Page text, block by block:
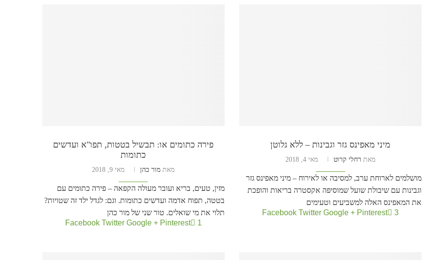
פירה כתומים או: תבשיל בטטות, תפו"א ועדשים
כתומות
מאת מור כהן מאי 9, 2018
מזין, טעים, בריא ועובר מעולה הקפאה – פירה כתומים עם
בטטה, תפוח אדמה ועדשים כתומות. וגם: לגדל ילד זה שטויות?
תלוי את מי שואלים. טור שני של מור כהן
1
Facebook Twitter Google + Pinterest
מיני מאפינס גזר וגבינות – ללא גלוטן
מאת רחלי קרוט מאי 4, 2018
מושלמים לארוחת ערב, למסיבה או לאירוח – מיני מאפינס גזר
וגבינות עם שיבולת שועל שמוסיפה אקסטרה בריאות והופכת
את המאפינס האלה למשביעים וטעימים
3
Facebook Twitter Google + Pinterest